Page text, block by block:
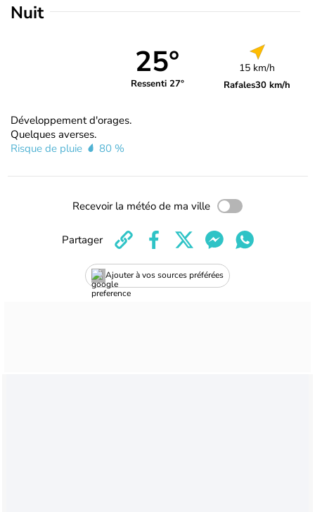
Nuit
25°
Ressenti 27°
15 km/h
Rafales30 km/h
Développement d'orages.
Quelques averses.
Risque de pluie
80 %
Recevoir la météo de ma ville
Ajouter à vos sources préférées
Partager